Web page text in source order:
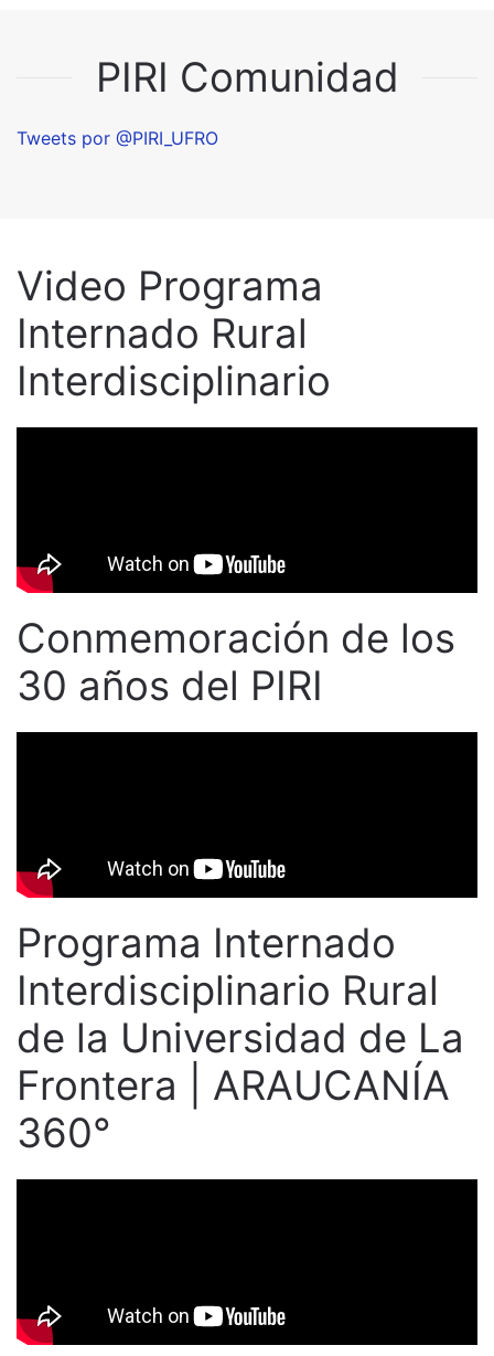
PIRI Comunidad
Tweets por @PIRI_UFRO
Video Programa
Internado Rural
Interdisciplinario
Conmemoración de los
30 años del PIRI
Programa Internado
Interdisciplinario Rural
de la Universidad de La
Frontera | ARAUCANÍA
360°